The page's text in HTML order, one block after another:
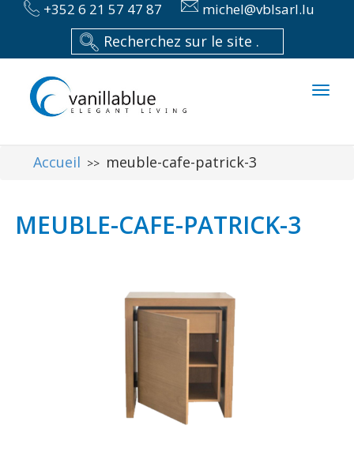
+352 6 21 57 47 87 michel@vblsarl.lu
Accueil >> meuble-cafe-patrick-3
MEUBLE-CAFE-PATRICK-3